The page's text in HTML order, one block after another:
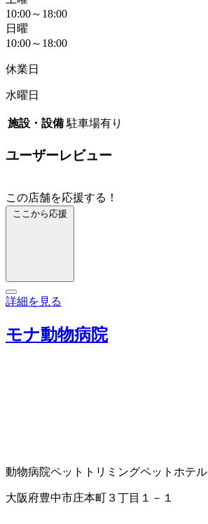
10:00～18:00
日曜
10:00～18:00
休業日
水曜日
施設・設備 駐車場有り
ユーザーレビュー
この店舗を応援する！
ここから応援
詳細を見る
モナ動物病院
動物病院ペットトリミングペットホテル
大阪府豊中市庄本町３丁目１－１